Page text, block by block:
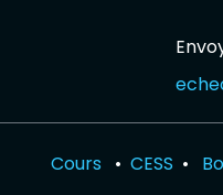
Cours • CESS •